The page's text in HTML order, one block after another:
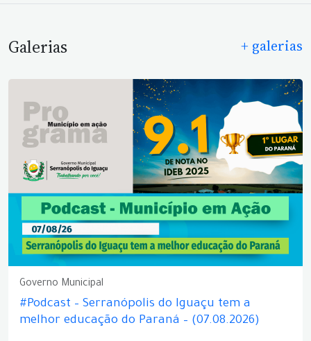
Galerias + galerias
Governo Municipal
#Podcast – Serranópolis do Iguaçu tem a
melhor educação do Paraná – (07.08.2026)